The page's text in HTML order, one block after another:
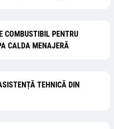
COMBUSTIBIL PENTRU
CALDA MENAJERĂ
TEHNICĂ DIN